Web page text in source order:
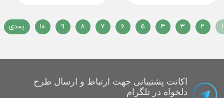
۱ ۲ ۳ ۴ ۵ ۶ ۷ ۸ ۹ ۱۰ بعدی
اکانت پشتیبانی جهت ارتباط و ارسال طرح
دلخواه در تلگرام